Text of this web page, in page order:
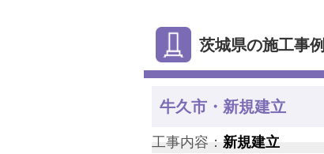
茨城県の施工事例
牛久市・新規建立
工事内容： 新規建立